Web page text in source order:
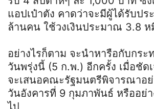
แอปเป๋าตัง คาดว่าจะมีผู้ได้รับป
ล้านคน ใช้วงเงินประมาณ 3.8
อย่างไรก็ตาม จะนำหารือกับกระ
วันพรุ่งนี้ (5 ก.พ.) อีกครั้ง เมื่อชัด
จะเสนอคณะรัฐมนตรีพิจารณาอย่
วันอังคารที่ 9 กุมภาพันธ์ หรืออย่